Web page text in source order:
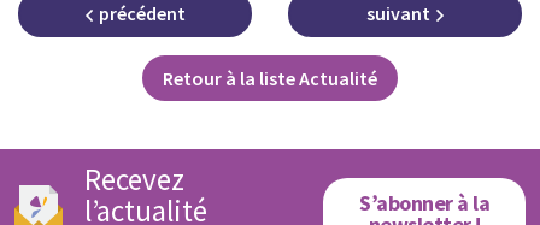
précédent
Retour à la liste Actualité
suivant
Recevez
l’actualité
S’abonner à la